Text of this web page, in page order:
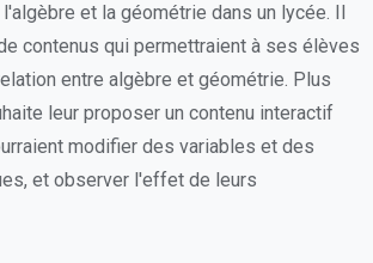
et la géométrie dans un lycée. Il
contenus qui permettraient à ses élèves
entre algèbre et géométrie. Plus
leur proposer un contenu interactif
modifier des variables et des
et observer l'effet de leurs